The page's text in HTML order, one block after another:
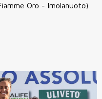
Oro - Imolanuoto)